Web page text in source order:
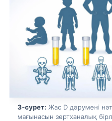
3-сурет: Жас D дәрумені
мағынасын зертханалық